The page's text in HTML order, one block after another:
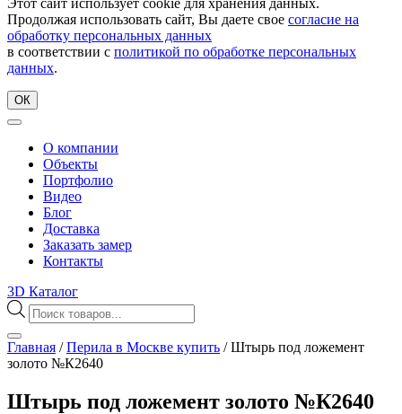
Этот сайт использует cookie для хранения данных.
Продолжая использовать сайт, Вы даете свое согласие на
обработку персональных данных
в соответствии с политикой по обработке персональных
данных.
ОК
О компании
Объекты
Портфолио
Видео
Блог
Доставка
Заказать замер
Контакты
3D Каталог
Поиск
товаров
Главная /Перила в Москве купить /Штырь под ложемент
золото №К2640
Штырь под ложемент золото №К2640